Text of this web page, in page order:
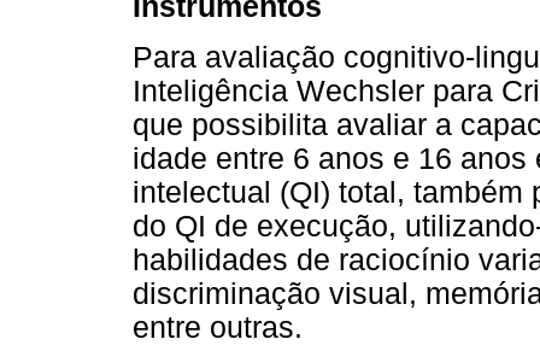
Instrumentos
Para avaliação cognitivo-
Inteligência Wechsler para
que possibilita avaliar a
idade entre 6 anos e 16
intelectual (QI) total,
do QI de execução,
habilidades de raciocínio
discriminação visual,
entre outras.